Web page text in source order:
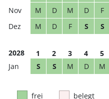
M
D M D F
M
D F S S
2028 1 2 3 4 5
S
S M D M
frei belegt